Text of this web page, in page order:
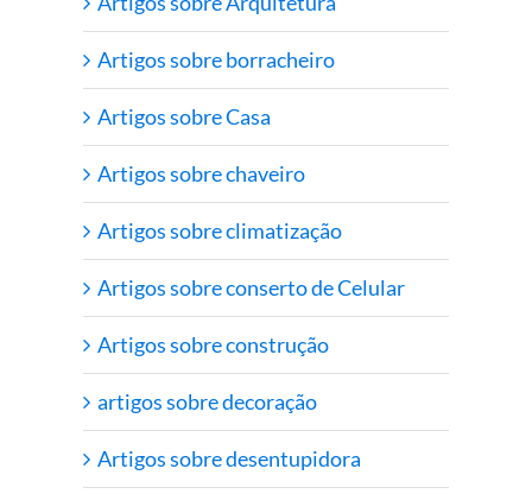
Artigos sobre borracheiro
Artigos sobre Casa
Artigos sobre chaveiro
Artigos sobre climatização
Artigos sobre conserto de Celular
Artigos sobre construção
artigos sobre decoração
Artigos sobre desentupidora